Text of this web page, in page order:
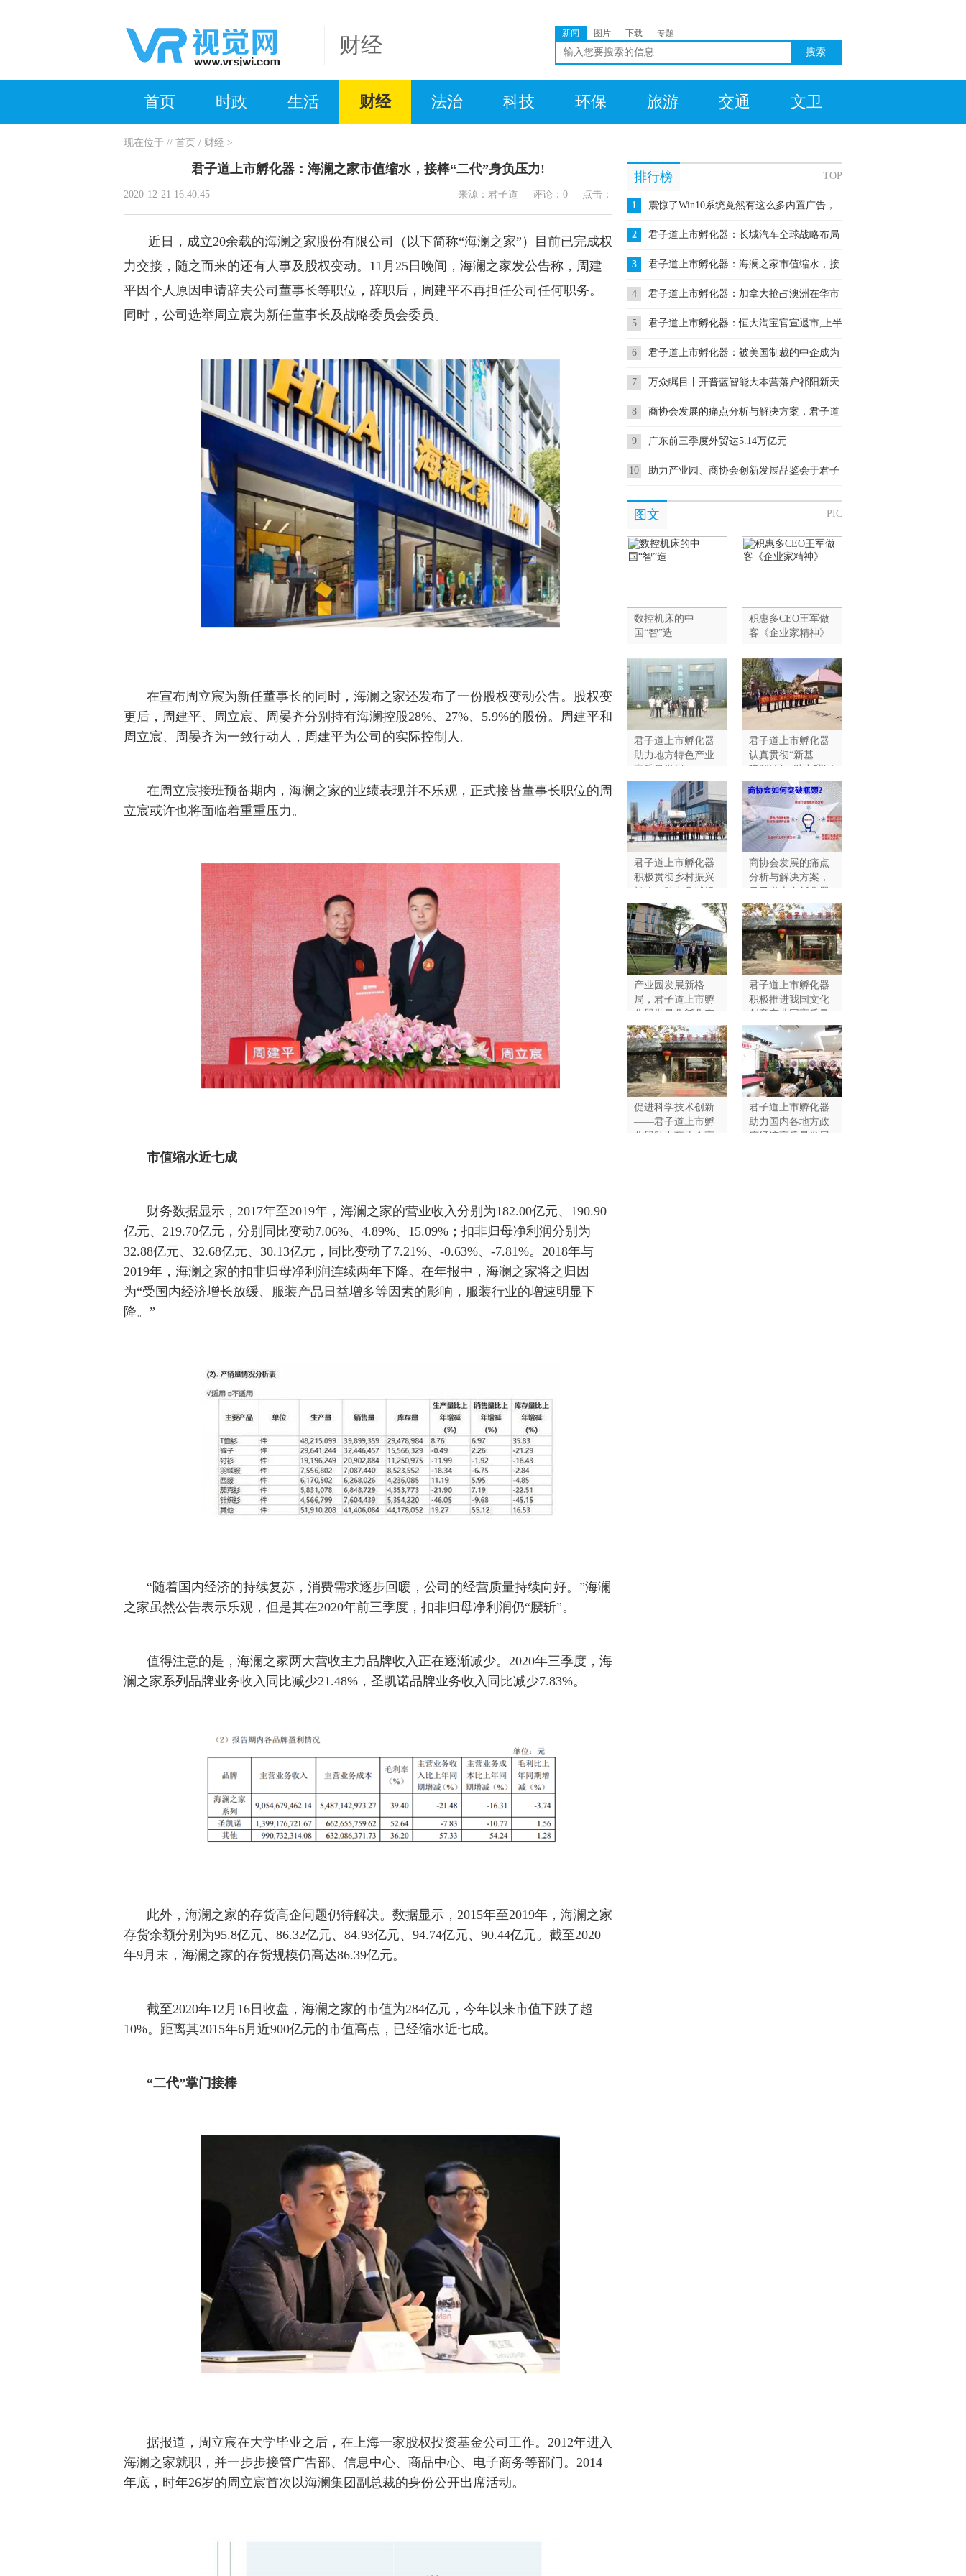
财经 新闻 图片 下载 专题
首页 时政 生活 财经 法治 科技 环保 旅游 交通 文卫
现在位于 // 首页 / 财经 >
君子道上市孵化器：海澜之家市值缩水，接棒“二代”身负压力!
2020-12-21 16:40:45 来源：君子道 评论： 0 点击：
近日，成立20余载的海澜之家股份有限公司（以下简称“海澜之家”）目前已完成权
力交接，随之而来的还有人事及股权变动。11月25日晚间，海澜之家发公告称，周建
平因个人原因申请辞去公司董事长等职位，辞职后，周建平不再担任公司任何职务。
同时，公司选举周立宸为新任董事长及战略委员会委员。
在宣布周立宸为新任董事长的同时，海澜之家还发布了一份股权变动公告。股权变
更后，周建平、周立宸、周晏齐分别持有海澜控股28%、27%、5.9%的股份。周建平和
周立宸、周晏齐为一致行动人，周建平为公司的实际控制人。
在周立宸接班预备期内，海澜之家的业绩表现并不乐观，正式接替董事长职位的周
立宸或许也将面临着重重压力。
市值缩水近七成
财务数据显示，2017年至2019年，海澜之家的营业收入分别为182.00亿元、190.90
亿元、219.70亿元，分别同比变动7.06%、4.89%、15.09%；扣非归母净利润分别为
32.88亿元、32.68亿元、30.13亿元，同比变动了7.21%、-0.63%、-7.81%。2018年与
2019年，海澜之家的扣非归母净利润连续两年下降。在年报中，海澜之家将之归因
为“受国内经济增长放缓、服装产品日益增多等因素的影响，服装行业的增速明显下
降。”
“随着国内经济的持续复苏，消费需求逐步回暖，公司的经营质量持续向好。”海澜
之家虽然公告表示乐观，但是其在2020年前三季度，扣非归母净利润仍“腰斩”。
值得注意的是，海澜之家两大营收主力品牌收入正在逐渐减少。2020年三季度，海
澜之家系列品牌业务收入同比减少21.48%，圣凯诺品牌业务收入同比减少7.83%。
此外，海澜之家的存货高企问题仍待解决。数据显示，2015年至2019年，海澜之家
存货余额分别为95.8亿元、86.32亿元、84.93亿元、94.74亿元、90.44亿元。截至2020
年9月末，海澜之家的存货规模仍高达86.39亿元。
截至2020年12月16日收盘，海澜之家的市值为284亿元，今年以来市值下跌了超
10%。距离其2015年6月近900亿元的市值高点，已经缩水近七成。
“二代”掌门接棒
据报道，周立宸在大学毕业之后，在上海一家股权投资基金公司工作。2012年进入
海澜之家就职，并一步步接管广告部、信息中心、商品中心、电子商务等部门。2014
年底，时年26岁的周立宸首次以海澜集团副总裁的身份公开出席活动。
TOP
排行榜
1 震惊了Win10系统竟然有这么多内置广告，
教你快速屏蔽
2 君子道上市孵化器：长城汽车全球战略布局
持续完善！
3 君子道上市孵化器：海澜之家市值缩水，接
棒“二代”身负压力!
4 君子道上市孵化器：加拿大抢占澳洲在华市
场，美国插足农产品！
5 君子道上市孵化器：恒大淘宝官宣退市,上半
年亏损10个亿
6 君子道上市孵化器：被美国制裁的中企成为
其软肋
7 万众瞩目丨开普蓝智能大本营落户祁阳新天
地
8 商协会发展的痛点分析与解决方案，君子道
上市孵化器助力转型升级
9 广东前三季度外贸达5.14万亿元
10 助力产业园、商协会创新发展品鉴会于君子
道上市孵化器成功举办
PIC
图文
数控机床的中
国“智”造
积惠多CEO王军做
客《企业家精神》
君子道上市孵化器
助力地方特色产业
高质量发展
君子道上市孵化器
认真贯彻“新基
建”发展，助力我国
县域经济发展
君子道上市孵化器
积极贯彻乡村振兴
战略，助力县域经
济高质量发展
商协会发展的痛点
分析与解决方案，
君子道上市孵化器
助力转型升级
产业园发展新格
局，君子道上市孵
化器批量化孵化产
业园企业上市
君子道上市孵化器
积极推进我国文化
创意产业园高质量
发展
促进科学技术创新
——君子道上市孵
化器助力商协会高
君子道上市孵化器
助力国内各地方政
府经济高质量发展